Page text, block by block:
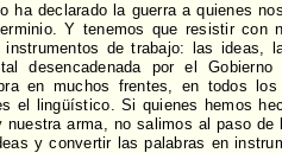
ha declarado la guerra a quienes
Y tenemos que resistir con
instrumentos de trabajo: las ideas,
desencadenada por el
en muchos frentes, en todos
el lingüístico. Si quienes hemos
nuestra arma, no salimos al paso de
y convertir las palabras en